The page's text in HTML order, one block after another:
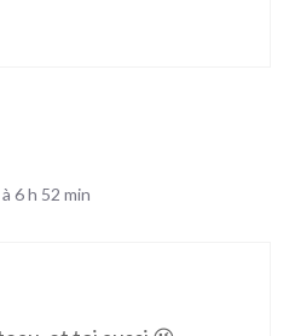
6 h 52 min